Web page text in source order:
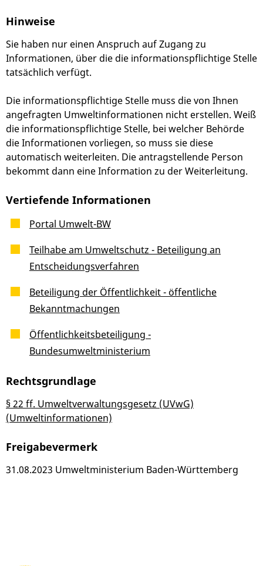
Hinweise
Sie haben nur einen Anspruch auf Zugang zu
Informationen, über die die informationspflichtige Stelle
tatsächlich verfügt.
Die informationspflichtige Stelle muss die von Ihnen
angefragten Umweltinformationen nicht erstellen. Weiß
die informationspflichtige Stelle, bei welcher Behörde
die Informationen vorliegen, so muss sie diese
automatisch weiterleiten. Die antragstellende Person
bekommt dann eine Information zu der Weiterleitung.
Vertiefende Informationen
Portal Umwelt-BW
Teilhabe am Umweltschutz - Beteiligung an
Entscheidungsverfahren
Beteiligung der Öffentlichkeit - öffentliche
Bekanntmachungen
Öffentlichkeitsbeteiligung -
Bundesumweltministerium
Rechtsgrundlage
§ 22 ff. Umweltverwaltungsgesetz (UVwG)
(Umweltinformationen)
Freigabevermerk
31.08.2023 Umweltministerium Baden-Württemberg